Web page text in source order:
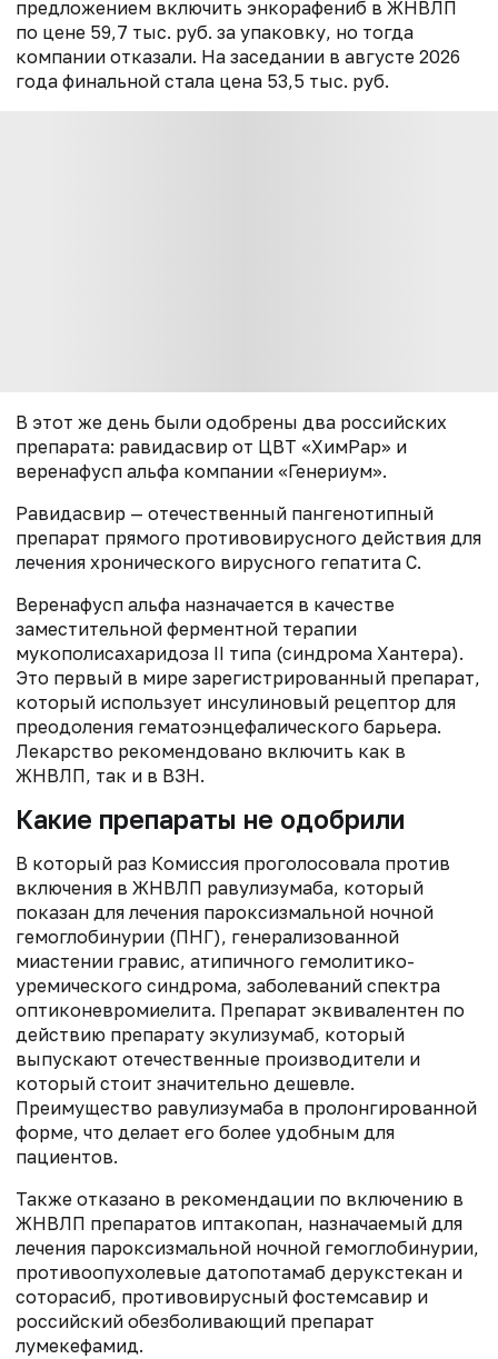
предложением включить энкорафениб в ЖНВЛП
по цене 59,7 тыс. руб. за упаковку, но тогда
компании отказали. На заседании в августе 2026
года финальной стала цена 53,5 тыс. руб.
В этот же день были одобрены два российских
препарата: равидасвир от ЦВТ «ХимРар» и
веренафусп альфа компании «Генериум».
Равидасвир — отечественный пангенотипный
препарат прямого противовирусного действия для
лечения хронического вирусного гепатита С.
Веренафусп альфа назначается в качестве
заместительной ферментной терапии
мукополисахаридоза II типа (синдрома Хантера).
Это первый в мире зарегистрированный препарат,
который использует инсулиновый рецептор для
преодоления гематоэнцефалического барьера.
Лекарство рекомендовано включить как в
ЖНВЛП, так и в ВЗН.
Какие препараты не одобрили
В который раз Комиссия проголосовала против
включения в ЖНВЛП равулизумаба, который
показан для лечения пароксизмальной ночной
гемоглобинурии (ПНГ), генерализованной
миастении гравис, атипичного гемолитико-
уремического синдрома, заболеваний спектра
оптиконевромиелита. Препарат эквивалентен по
действию препарату экулизумаб, который
выпускают отечественные производители и
который стоит значительно дешевле.
Преимущество равулизумаба в пролонгированной
форме, что делает его более удобным для
пациентов.
Также отказано в рекомендации по включению в
ЖНВЛП препаратов иптакопан, назначаемый для
лечения пароксизмальной ночной гемоглобинурии,
противоопухолевые датопотамаб дерукстекан и
соторасиб, противовирусный фостемсавир и
российский обезболивающий препарат
лумекефамид.